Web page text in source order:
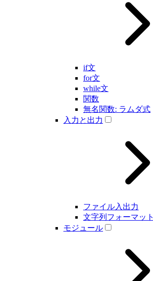
if文
for文
while文
関数
無名関数: ラムダ式
入力と出力
ファイル入出力
文字列フォーマット
モジュール